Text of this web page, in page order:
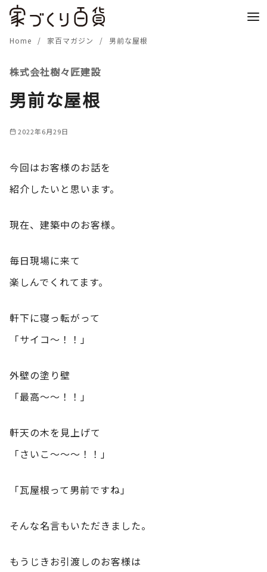
Home 家百マガジン 男前な屋根
株式会社樹々匠建設
男前な屋根
2022年6月29日
今回はお客様のお話を
紹介したいと思います。
現在、建築中のお客様。
毎日現場に来て
楽しんでくれてます。
軒下に寝っ転がって
「サイコ～！！」
外壁の塗り壁
「最高～～！！」
軒天の木を見上げて
「さいこ～～～！！」
「瓦屋根って男前ですね」
そんな名言もいただきました。
もうじきお引渡しのお客様は